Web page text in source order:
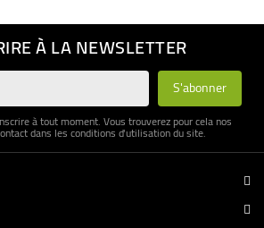
À LA NEWSLETTER
à tout moment. Vous trouverez pour cela nos
dans les conditions d'utilisation du site.